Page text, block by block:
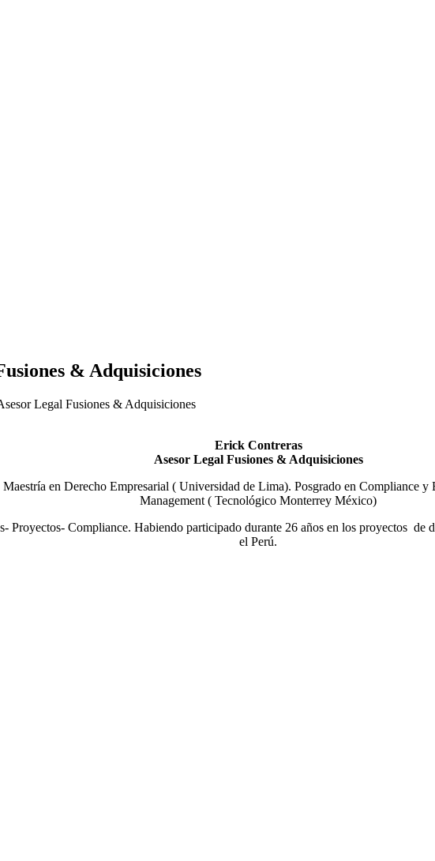
& Adquisiciones
Legal Fusiones & Adquisiciones
Erick Contreras
Asesor Legal Fusiones & Adquisiciones
en Derecho Empresarial ( Universidad de Lima). Posgrado en Compliance
Management ( Tecnológico Monterrey México)
Proyectos- Compliance. Habiendo participado durante 26 años en los proyectos de
el Perú.